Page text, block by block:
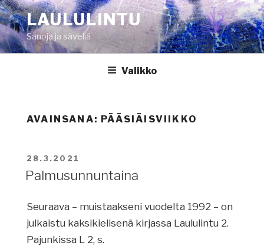
Siirry
sisältöönLAULULINTU
Sanoja ja säveliä
Valikko
AVAINSANA: PÄÄSIÄISVIIKKO
JULKAISTU
28.3.2021
Palmusunnuntaina
Seuraava – muistaakseni vuodelta 1992 – on
julkaistu kaksikielisenä kirjassa Laululintu 2.
Pajunkissa L 2, s.